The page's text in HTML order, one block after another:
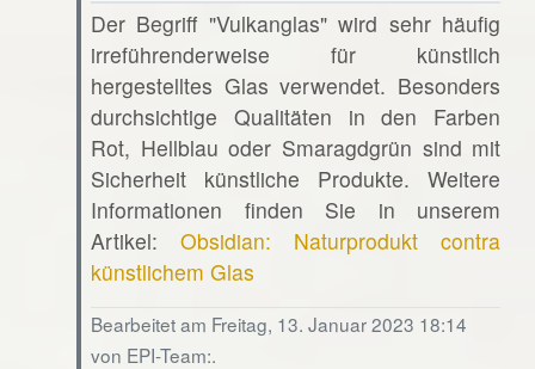
Der Begriff "Vulkanglas" wird sehr häufig
irreführenderweise für künstlich
hergestelltes Glas verwendet. Besonders
durchsichtige Qualitäten in den Farben
Rot, Hellblau oder Smaragdgrün sind mit
Sicherheit künstliche Produkte. Weitere
Informationen finden Sie in unserem
Artikel:Obsidian: Naturprodukt contra
künstlichem Glas
Bearbeitet am Freitag, 13. Januar 2023 18:14
von EPI-Team:.